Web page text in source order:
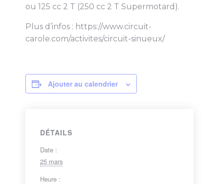
ou 125 cc 2 T (250 cc 2 T Supermotard).
Plus d’infos : https://www.circuit-
carole.com/activites/circuit-sinueux/
Ajouter au calendrier
DÉTAILS
Date :
25 mars
Heure :